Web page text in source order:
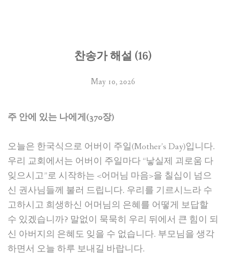
찬송가 해설 (16)
May 10, 2026
주 안에 있는 나에게(370장)
오늘은 한국식으로 어버이 주일(Mother’s Day)입니다.
우리 교회에서는 어버이 주일마다 “낳실제 괴로움 다
잊으시고”로 시작하는 <어머님 마음>을 칠십이 넘으
신 권사님들께 불러 드립니다. 우리를 기르시느라 수
고하시고 희생하신 어머님의 은혜를 어떻게 보답할
수 있겠습니까? 말없이 묵묵히 우리 뒤에서 큰 힘이 되
신 아버지의 은혜도 잊을 수 없습니다. 부모님을 생각
하면서 오늘 하루 보내길 바랍니다.